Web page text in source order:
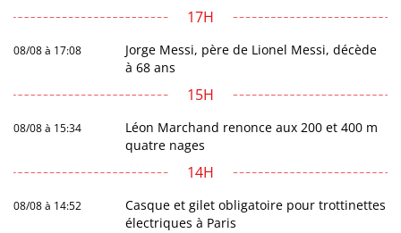
17H
08/08 à 17:08
Jorge Messi, père de Lionel Messi, décède
à 68 ans
15H
08/08 à 15:34
Léon Marchand renonce aux 200 et 400 m
quatre nages
14H
08/08 à 14:52
Casque et gilet obligatoire pour trottinettes
électriques à Paris